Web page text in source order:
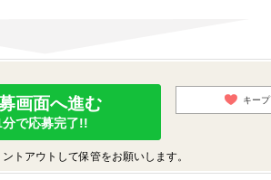
画面へ進む
分で応募完了!!
キープ
トアウトして保管をお願いします。